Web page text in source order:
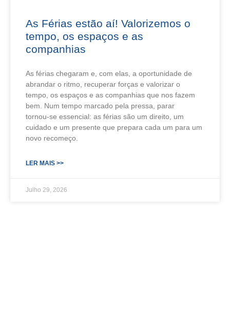
As Férias estão aí! Valorizemos o
tempo, os espaços e as
companhias
As férias chegaram e, com elas, a oportunidade de
abrandar o ritmo, recuperar forças e valorizar o
tempo, os espaços e as companhias que nos fazem
bem. Num tempo marcado pela pressa, parar
tornou‑se essencial: as férias são um direito, um
cuidado e um presente que prepara cada um para um
novo recomeço.
LER MAIS >>
Julho 29, 2026